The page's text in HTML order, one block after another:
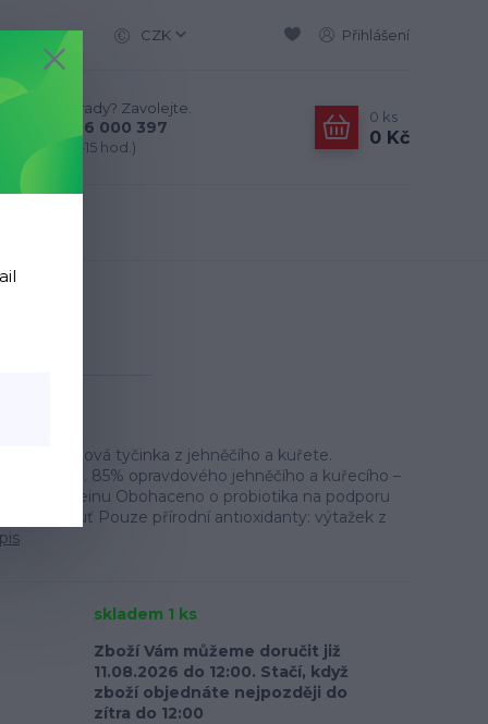
CZK Přihlášení
Nevíte si rady? Zavolejte.
+420 776 000 397
(Po-Pá, 9-15 hod.)
0 ks
0 Kč
80g
– Proteinová tyčinka z jehněčího a kuřete.
psy. 85% opravdového jehněčího a kuřecího –
proteinu Obohaceno o probiotika na podporu
chuť Pouze přírodní antioxidanty: výtažek z
skladem 1 ks
Zboží Vám můžeme doručit již
11.08.2026 do 12:00. Stačí, když
zboží objednáte nejpozději do
zítra do 12:00